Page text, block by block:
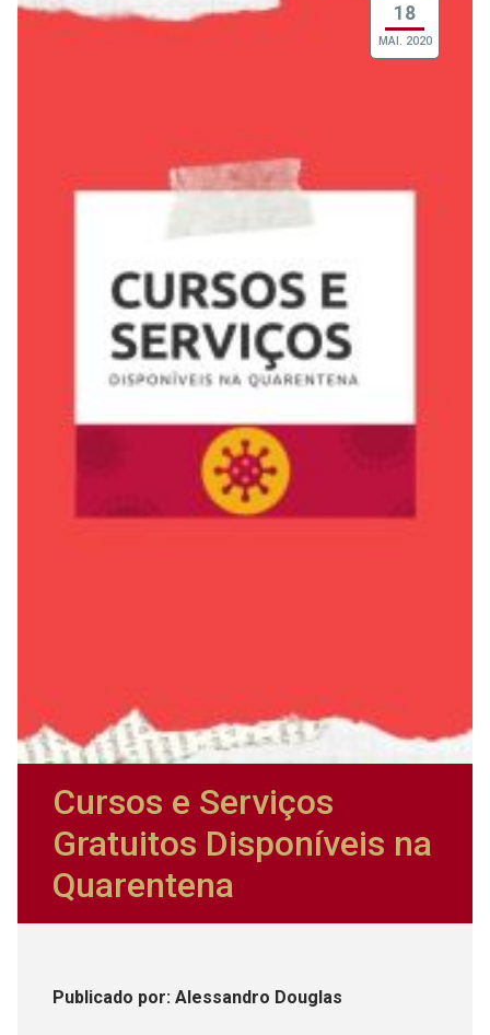
18
MAI. 2020
Cursos e Serviços
Gratuitos Disponíveis na
Quarentena
Publicado por: Alessandro Douglas